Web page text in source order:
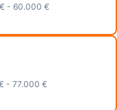
- 60.000 €
- 77.000 €